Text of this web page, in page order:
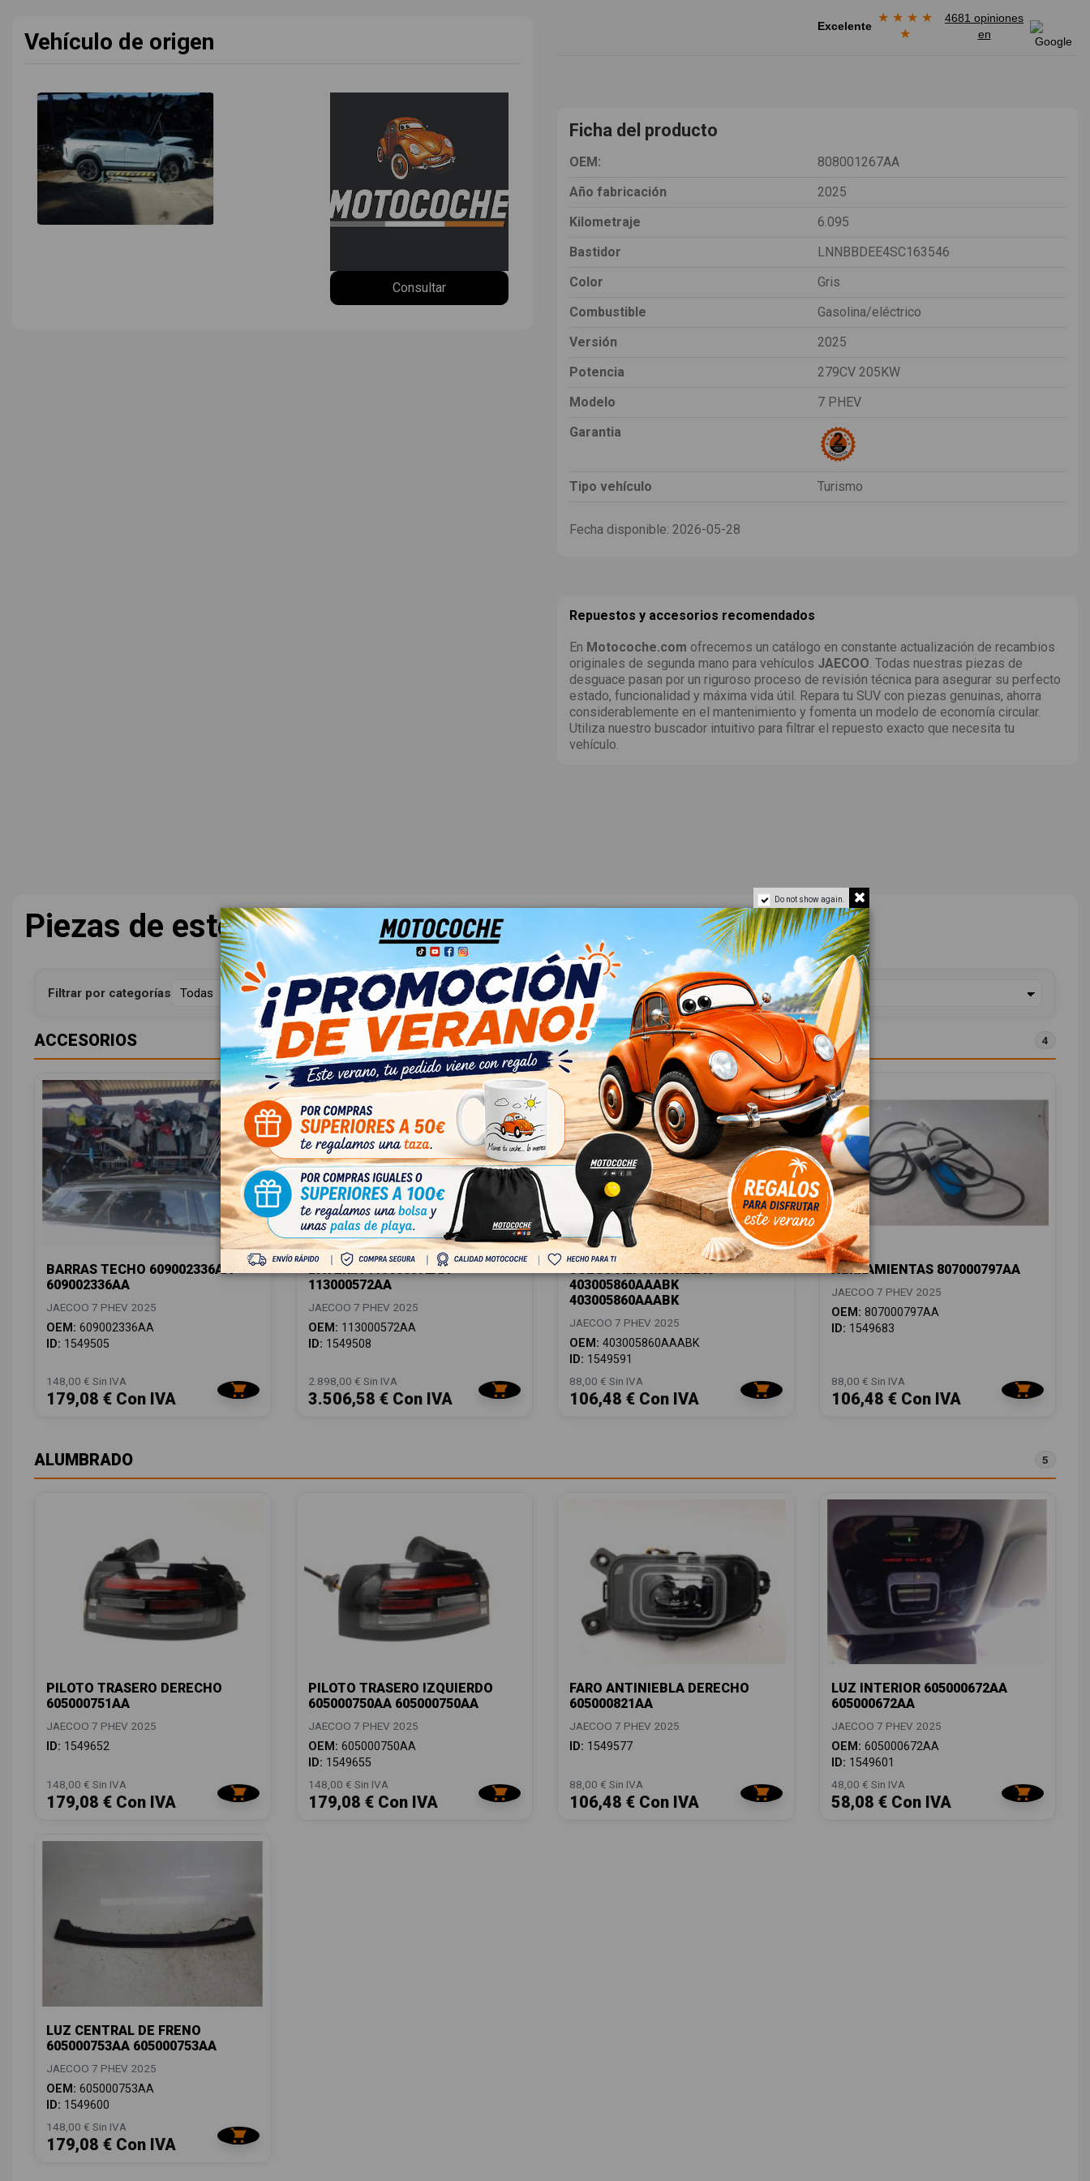
Vehículo de origen
Consultar
Excelente
★ ★ ★ ★
★
4681 opiniones
en
Ficha del producto
OEM:
808001267AA
Año fabricación
2025
Kilometraje
6.095
Bastidor
LNNBBDEE4SC163546
Color
Gris
Combustible
Gasolina/eléctrico
Versión
2025
Potencia
279CV 205KW
Modelo
7 PHEV
Garantia
Tipo vehículo Turismo
Fecha disponible: 2026-05-28
Repuestos y accesorios recomendados
En Motocoche.com ofrecemos un catálogo en constante actualización de recambios
originales de segunda mano para vehículos JAECOO. Todas nuestras piezas de
desguace pasan por un riguroso proceso de revisión técnica para asegurar su perfecto
estado, funcionalidad y máxima vida útil. Repara tu SUV con piezas genuinas, ahorra
considerablemente en el mantenimiento y fomenta un modelo de economía circular.
Utiliza nuestro buscador intuitivo para filtrar el repuesto exacto que necesita tu
vehículo.
Piezas de este mismo vehículo
Filtrar por categorías
ACCESORIOS 4
BARRAS TECHO 609002336AA
609002336AA
JAECOO 7 PHEV 2025
OEM: 609002336AA
ID: 1549505
148,00 € Sin IVA
179,08 € Con IVA
BATERIA 113000572AA
113000572AA
JAECOO 7 PHEV 2025
OEM: 113000572AA
ID: 1549508
2.898,00 € Sin IVA
3.506,58 € Con IVA
JUEGO ALFOMBRILLAS
403005860AAABK
403005860AAABK
JAECOO 7 PHEV 2025
OEM: 403005860AAABK
ID: 1549591
88,00 € Sin IVA
106,48 € Con IVA
HERRAMIENTAS 807000797AA
JAECOO 7 PHEV 2025
OEM: 807000797AA
ID: 1549683
88,00 € Sin IVA
106,48 € Con IVA
ALUMBRADO 5
PILOTO TRASERO DERECHO
605000751AA
JAECOO 7 PHEV 2025
ID: 1549652
148,00 € Sin IVA
179,08 € Con IVA
PILOTO TRASERO IZQUIERDO
605000750AA 605000750AA
JAECOO 7 PHEV 2025
OEM: 605000750AA
ID: 1549655
148,00 € Sin IVA
179,08 € Con IVA
FARO ANTINIEBLA DERECHO
605000821AA
JAECOO 7 PHEV 2025
ID: 1549577
88,00 € Sin IVA
106,48 € Con IVA
LUZ INTERIOR 605000672AA
605000672AA
JAECOO 7 PHEV 2025
OEM: 605000672AA
ID: 1549601
48,00 € Sin IVA
58,08 € Con IVA
LUZ CENTRAL DE FRENO
605000753AA 605000753AA
JAECOO 7 PHEV 2025
OEM: 605000753AA
ID: 1549600
148,00 € Sin IVA
179,08 € Con IVA
Do not show again.